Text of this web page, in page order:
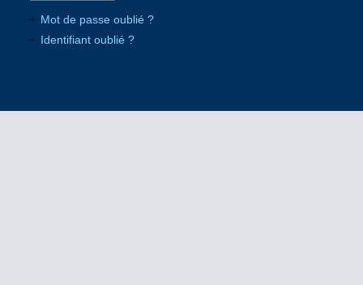
Mot de passe oublié ?
Identifiant oublié ?